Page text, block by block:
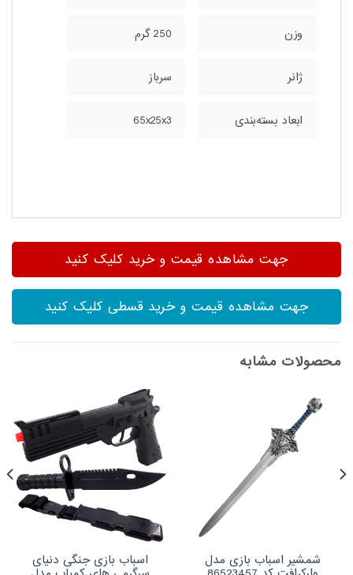
وزن 250 گرم
ژانر سرباز
ابعاد بسته‌بندی 65x25x3
جهت مشاهده قیمت و خرید کلیک کنید
جهت مشاهده قیمت و خرید قسطی کلیک کنید
محصولات مشابه
شمشیر اسباب بازی مدل اسباب بازی جنگی دنیای